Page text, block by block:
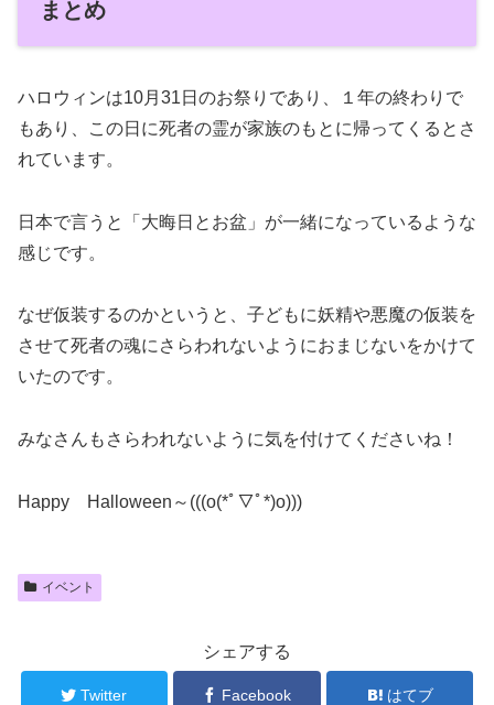
まとめ
ハロウィンは10月31日のお祭りであり、１年の終わりで
もあり、この日に死者の霊が家族のもとに帰ってくるとさ
れています。
日本で言うと「大晦日とお盆」が一緒になっているような
感じです。
なぜ仮装するのかというと、子どもに妖精や悪魔の仮装を
させて死者の魂にさらわれないようにおまじないをかけて
いたのです。
みなさんもさらわれないように気を付けてくださいね！
Happy Halloween～(((o(*ﾟ▽ﾟ*)o)))
イベント
シェアする
Twitter Facebook はてブ